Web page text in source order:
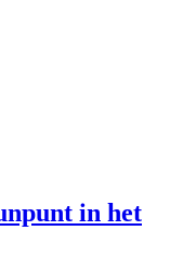
in het